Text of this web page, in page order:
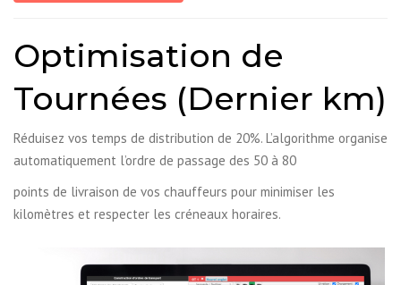
Optimisation de
Tournées (Dernier km)
Réduisez vos temps de distribution de 20%. L’algorithme organise
automatiquement l’ordre de passage des 50 à 80
points de livraison de vos chauffeurs pour minimiser les
kilomètres et respecter les créneaux horaires.